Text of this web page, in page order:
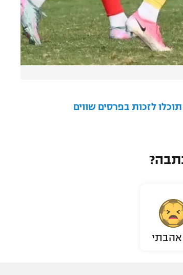
לזכות בפרסים שווים
אהבתי